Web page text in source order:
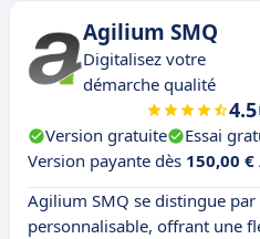
Agilium SMQ
Digitalisez votre
démarche qualité
4.5
Version gratuite Essai
Version payante dès 150,00
Agilium SMQ se distingue
personnalisable, offrant une